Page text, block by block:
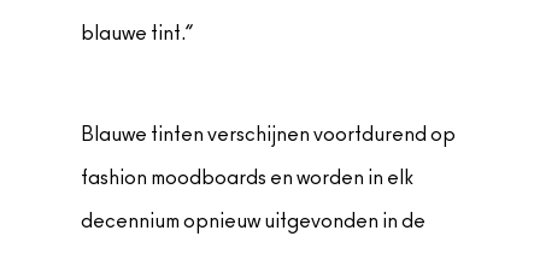
blauwe tint.”
Blauwe tinten verschijnen voortdurend op
fashion moodboards en worden in elk
decennium opnieuw uitgevonden in de